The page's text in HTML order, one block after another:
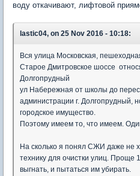
воду откачивают, лифтовой
lastic04, on 25 Nov 2016 - 10:18:
Вся улица Московская,
Старое Дмитровское шоссе
Долгопрудный
ул Набережная от школы до
администрации г. Долгопрудный,
городское имущество.
Поэтому имеем то, что имеем.
На сколько я понял СЖИ даже не
технику для очистки улиц. Проще
выгнать, и пытаться им убирать.